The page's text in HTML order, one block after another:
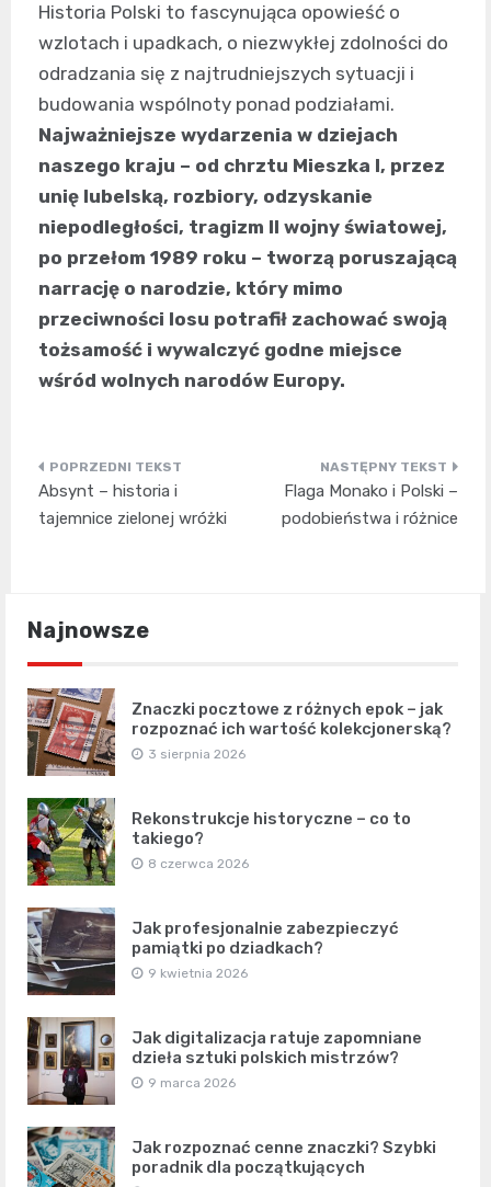
Historia Polski to fascynująca opowieść o
wzlotach i upadkach, o niezwykłej zdolności do
odradzania się z najtrudniejszych sytuacji i
budowania wspólnoty ponad podziałami.
Najważniejsze wydarzenia w dziejach
naszego kraju – od chrztu Mieszka I, przez
unię lubelską, rozbiory, odzyskanie
niepodległości, tragizm II wojny światowej,
po przełom 1989 roku – tworzą poruszającą
narrację o narodzie, który mimo
przeciwności losu potrafił zachować swoją
tożsamość i wywalczyć godne miejsce
wśród wolnych narodów Europy.
Nawigacja
wpisu
Absynt – historia i
tajemnice zielonej wróżki
Flaga Monako i Polski –
podobieństwa i różnice
Najnowsze
Znaczki pocztowe z różnych epok – jak
rozpoznać ich wartość kolekcjonerską?
3 sierpnia 2026
Rekonstrukcje historyczne – co to
takiego?
8 czerwca 2026
Jak profesjonalnie zabezpieczyć
pamiątki po dziadkach?
9 kwietnia 2026
Jak digitalizacja ratuje zapomniane
dzieła sztuki polskich mistrzów?
9 marca 2026
Jak rozpoznać cenne znaczki? Szybki
poradnik dla początkujących